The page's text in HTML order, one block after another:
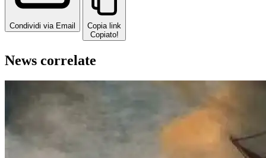
Condividi via Email
Copia link
Copiato!
News correlate